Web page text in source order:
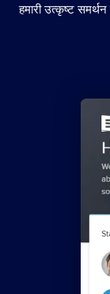
हमारी उत्कृष्ट